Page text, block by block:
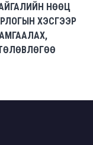
НӨӨЦ
ХЭСГЭЭР